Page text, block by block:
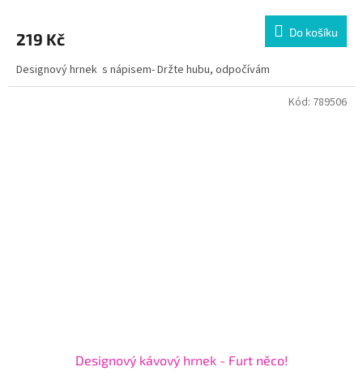
219 Kč Do košíku
Designový hrnek s nápisem- Držte hubu, odpočívám
Designový kávový hrnek - Furt něco!
Kód: 789506